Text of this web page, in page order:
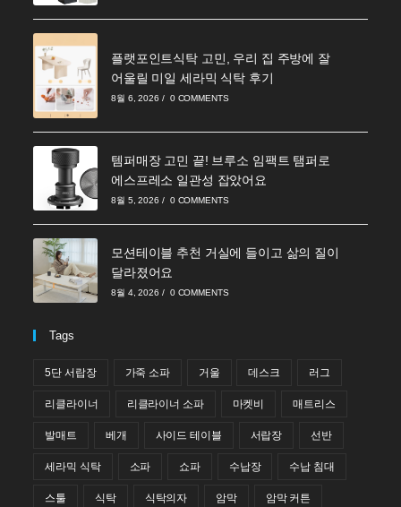
플랫포인트식탁 고민, 우리 집 주방에 잘
어울릴 미일 세라믹 식탁 후기
8월 6, 2026 / 0 COMMENTS
템퍼매장 고민 끝! 브루소 임팩트 탬퍼로
에스프레소 일관성 잡았어요
8월 5, 2026 / 0 COMMENTS
모션테이블 추천 거실에 들이고 삶의 질이
달라졌어요
8월 4, 2026 / 0 COMMENTS
Tags
5단 서랍장 가죽 소파 거울 데스크 러그
리클라이너 리클라이너 소파 마켓비 매트리스
발매트 베개 사이드 테이블 서랍장 선반
세라믹 식탁 소파 쇼파 수납장 수납 침대
스툴 식탁 식탁의자 암막 암막 커튼